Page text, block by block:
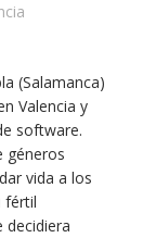
(Salamanca)
Valencia y
software.
géneros
vida a los
fértil
decidiera